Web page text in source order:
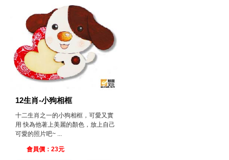
12生肖-小狗相框
十二生肖之一的小狗相框，可愛又實
用 快為他著上美麗的顏色，放上自己
可愛的照片吧~ ...
會員價：23元